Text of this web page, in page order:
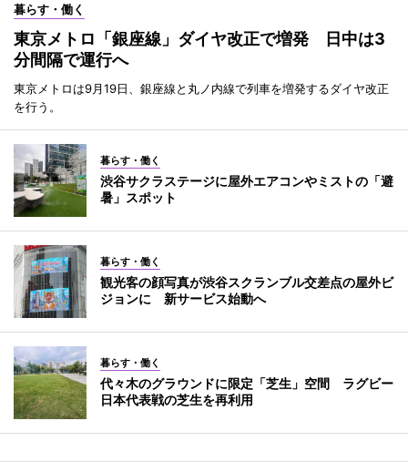
暮らす・働く
東京メトロ「銀座線」ダイヤ改正で増発 日中は3
分間隔で運行へ
東京メトロは9月19日、銀座線と丸ノ内線で列車を増発するダイヤ改正
を行う。
暮らす・働く
渋谷サクラステージに屋外エアコンやミストの「避
暑」スポット
暮らす・働く
観光客の顔写真が渋谷スクランブル交差点の屋外ビ
ジョンに 新サービス始動へ
暮らす・働く
代々木のグラウンドに限定「芝生」空間 ラグビー
日本代表戦の芝生を再利用